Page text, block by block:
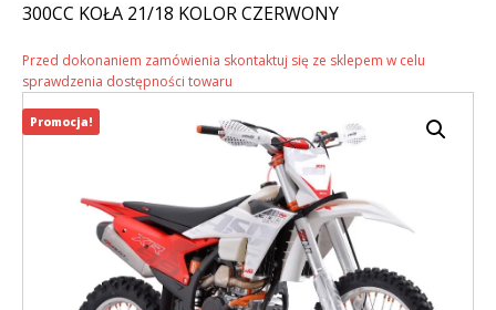
300CC KOŁA 21/18 KOLOR CZERWONY
Przed dokonaniem zamówienia skontaktuj się ze sklepem w celu
sprawdzenia dostępności towaru
Promocja!